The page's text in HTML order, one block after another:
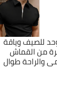
للصيف وياقة
من القماش
والراحة طوال
باللون